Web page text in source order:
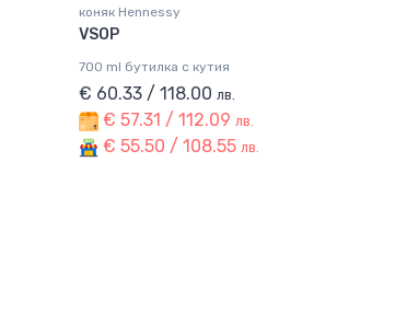
коняк Hennessy
VSOP
700 ml бутилка с кутия
€ 60.33 / 118.00лв.
€ 57.31 / 112.09лв.
€ 55.50 / 108.55лв.